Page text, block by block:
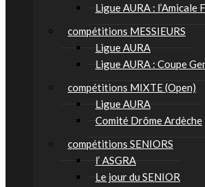
Ligue AURA : l’Amicale
compétitions MESSIEURS
Ligue AURA
Ligue AURA : Coupe
compétitions MIXTE (Open)
Ligue AURA
Comité Drôme Ardèche
compétitions SENIORS
l’ ASGRA
Le jour du SENIOR